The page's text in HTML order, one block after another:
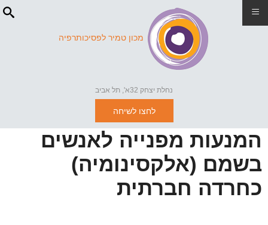
מכון טמיר לפסיכותרפיה
נחלת יצחק 32א', תל אביב
לחצו לשיחה
המנעות מפנייה לאנשים
בשמם (אלקסינומיה)
כחרדה חברתית
≡